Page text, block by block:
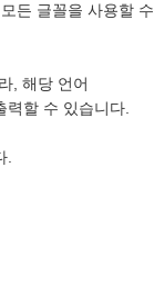
든 글꼴을 사용할 수
, 해당 언어
할 수 있습니다.
.